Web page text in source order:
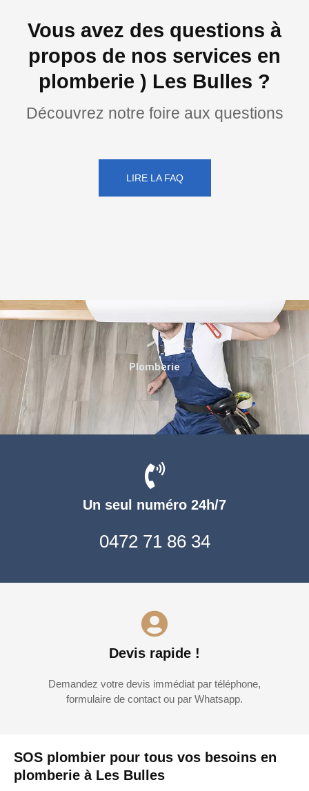
Vous avez des questions à
propos de nos services en
plomberie ) Les Bulles ?
Découvrez notre foire aux questions
LIRE LA FAQ
SOS plombier pour tous vos besoins en
plomberie à Les Bulles
Un seul numéro 24h/7
0472 71 86 34
Devis rapide !
Demandez votre devis immédiat par téléphone,
formulaire de contact ou par Whatsapp.
Plomberie